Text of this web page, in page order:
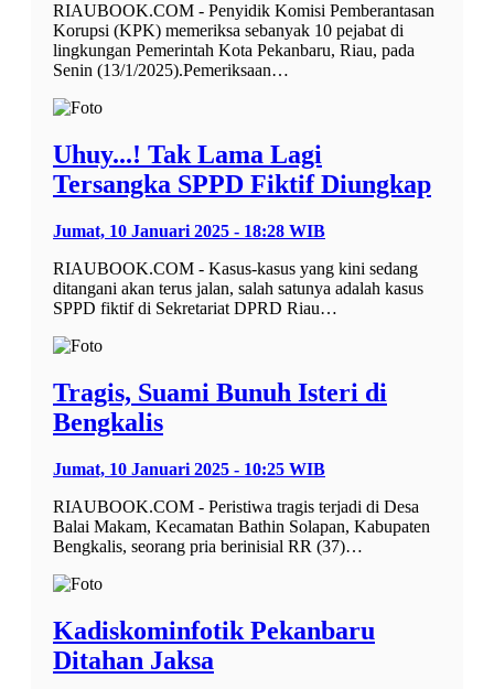
RIAUBOOK.COM - Penyidik Komisi Pemberantasan
Korupsi (KPK) memeriksa sebanyak 10 pejabat di
lingkungan Pemerintah Kota Pekanbaru, Riau, pada
Senin (13/1/2025).Pemeriksaan…
Uhuy...! Tak Lama Lagi
Tersangka SPPD Fiktif Diungkap
Jumat, 10 Januari 2025 - 18:28 WIB
RIAUBOOK.COM - Kasus-kasus yang kini sedang
ditangani akan terus jalan, salah satunya adalah kasus
SPPD fiktif di Sekretariat DPRD Riau…
Tragis, Suami Bunuh Isteri di
Bengkalis
Jumat, 10 Januari 2025 - 10:25 WIB
RIAUBOOK.COM - Peristiwa tragis terjadi di Desa
Balai Makam, Kecamatan Bathin Solapan, Kabupaten
Bengkalis, seorang pria berinisial RR (37)…
Kadiskominfotik Pekanbaru
Ditahan Jaksa